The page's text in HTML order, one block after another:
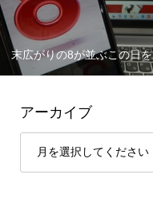
末広がりの8が並ぶこの日を
アーカイブ